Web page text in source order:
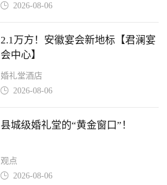
 2026-08-06
2.1万方！安徽宴会新地标【君澜宴
会中心】
婚礼堂酒店
 2026-08-06
县城级婚礼堂的“黄金窗口”！
观点
 2026-08-06